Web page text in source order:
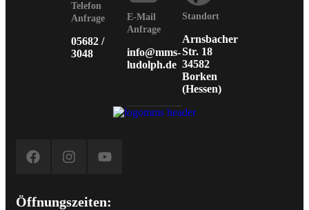
Telefon
Anfrage
05682 /
3048
E-Mail
Anfrage
info@mms-
ludolph.de
Standort
Arnsbacher
Str. 18
34582
Borken
(Hessen)
Öffnungszeiten: